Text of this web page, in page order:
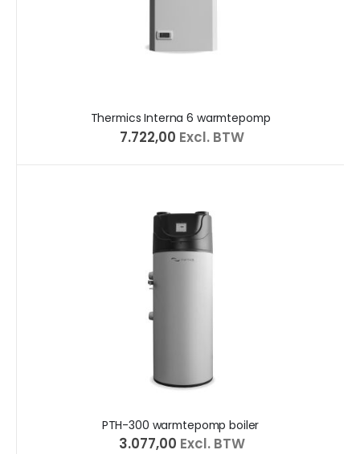
Thermics Interna 6 warmtepomp
€ 7.722,00 Excl. BTW
PTH-300 warmtepomp boiler
€ 3.077,00 Excl. BTW